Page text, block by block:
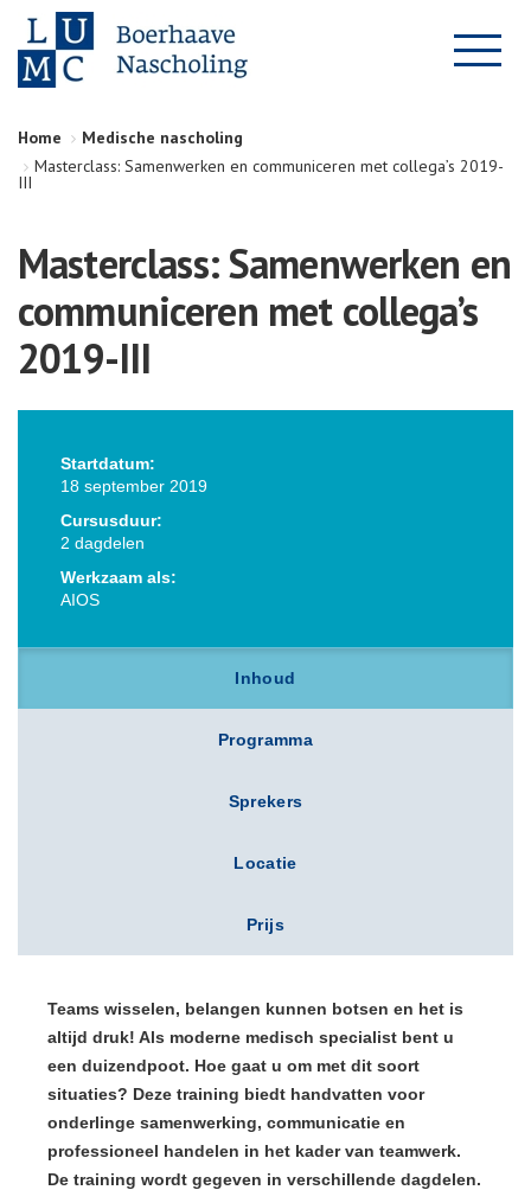
Home
Medische nascholing
Masterclass: Samenwerken en communiceren met collega’s 2019-
III
Masterclass: Samenwerken en
communiceren met collega’s
2019-III
Startdatum:
18 september 2019
Cursusduur:
2 dagdelen
Werkzaam als:
AIOS
Inhoud
Programma
Sprekers
Locatie
Prijs
Teams wisselen, belangen kunnen botsen en het is
altijd druk! Als moderne medisch specialist bent u
een duizendpoot. Hoe gaat u om met dit soort
situaties? Deze training biedt handvatten voor
onderlinge samenwerking, communicatie en
professioneel handelen in het kader van teamwerk.
De training wordt gegeven in verschillende dagdelen.